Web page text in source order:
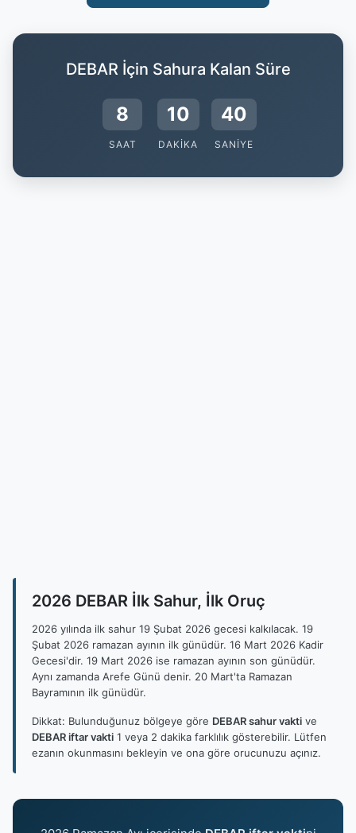
DEBAR İçin Sahura Kalan Süre
8
SAAT
10
DAKIKA
40
SANIYE
2026 DEBAR İlk Sahur, İlk Oruç
2026 yılında ilk sahur 19 Şubat 2026 gecesi kalkılacak. 19
Şubat 2026 ramazan ayının ilk günüdür. 16 Mart 2026 Kadir
Gecesi'dir. 19 Mart 2026 ise ramazan ayının son günüdür.
Aynı zamanda Arefe Günü denir. 20 Mart'ta Ramazan
Bayramının ilk günüdür.
Dikkat: Bulunduğunuz bölgeye göre DEBAR sahur vakti ve
DEBAR iftar vakti 1 veya 2 dakika farklılık gösterebilir. Lütfen
ezanın okunmasını bekleyin ve ona göre orucunuzu açınız.